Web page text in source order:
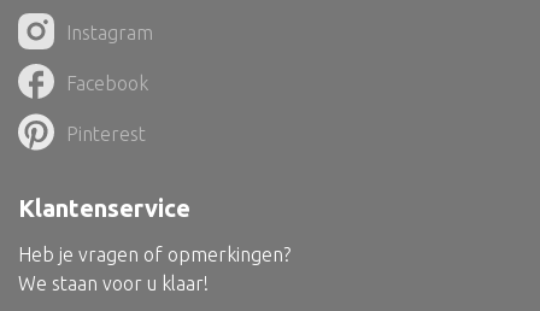
Alle textiel
Kussen
Tapijt
Instagram
Facebook
Pinterest
Klantenservice
Heb je vragen of opmerkingen?
We staan voor u klaar!